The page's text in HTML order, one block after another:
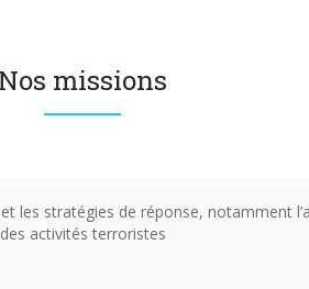
Nos missions
les stratégies de réponse, notamment
des activités terroristes